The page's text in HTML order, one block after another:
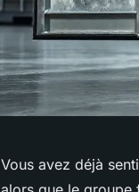
Vous avez déjà